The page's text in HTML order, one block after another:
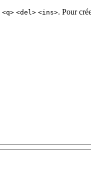
<q> <del> <ins>. Pour